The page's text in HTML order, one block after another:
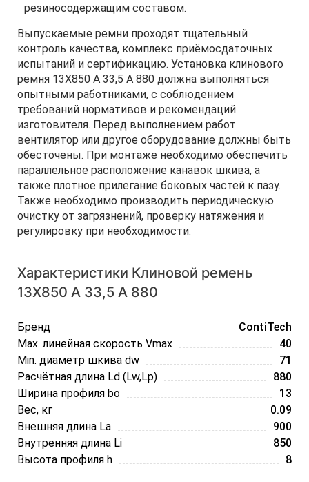
резиносодержащим составом.
Выпускаемые ремни проходят тщательный
контроль качества, комплекс приёмосдаточных
испытаний и сертификацию. Установка клинового
ремня 13Х850 A 33,5 А 880 должна выполняться
опытными работниками, с соблюдением
требований нормативов и рекомендаций
изготовителя. Перед выполнением работ
вентилятор или другое оборудование должны быть
обесточены. При монтаже необходимо обеспечить
параллельное расположение канавок шкива, а
также плотное прилегание боковых частей к пазу.
Также необходимо производить периодическую
очистку от загрязнений, проверку натяжения и
регулировку при необходимости.
Характеристики Клиновой ремень
13Х850 A 33,5 А 880
Бренд
ContiTech
Max. линейная скорость Vmax
40
Min. диаметр шкива dw
71
Расчётная длина Ld (Lw,Lp)
880
Ширина профиля bo
13
Вес, кг
0.09
Внешняя длина La
900
Внутренняя длина Li
850
Высота профиля h
8